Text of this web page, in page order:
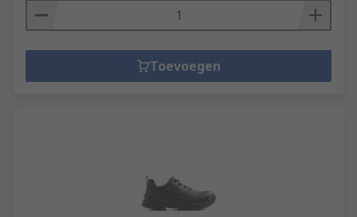
Toevoegen